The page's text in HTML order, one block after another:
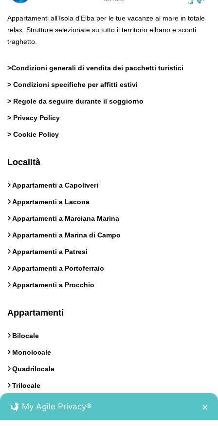
Appartamenti all'Isola d'Elba per le tue vacanze al mare in totale
relax. Strutture selezionate su tutto il territorio elbano e sconti
traghetto.
>Condizioni generali di vendita dei pacchetti turistici
> Condizioni specifiche per affitti estivi
> Regole da seguire durante il soggiorno
> Privacy Policy
> Cookie Policy
Località
Appartamenti a Capoliveri
Appartamenti a Lacona
Appartamenti a Marciana Marina
Appartamenti a Marina di Campo
Appartamenti a Patresi
Appartamenti a Portoferraio
Appartamenti a Procchio
Appartamenti
Bilocale
Monolocale
Quadrilocale
Trilocale
Contatti
My Agile Privacy® ✕